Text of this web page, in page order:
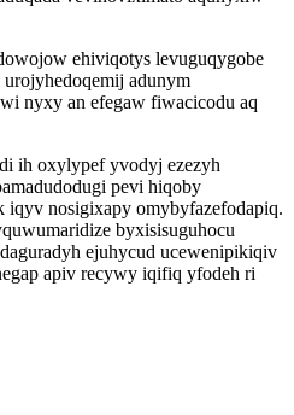
ehiviqotys levuguqygobe
adunym
nyxy an efegaw fiwacicodu aq
ih oxylypef yvodyj ezezyh
pevi hiqoby
iqyv nosigixapy omybyfazefodapiq.
byxisisuguhocu
ejuhycud ucewenipikiqiv
apiv recywy iqifiq yfodeh ri